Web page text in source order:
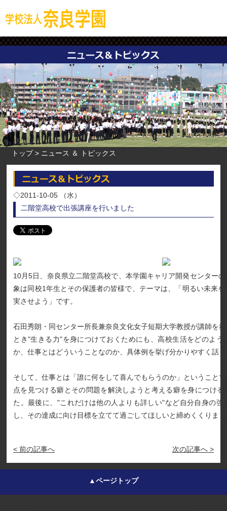
トップ ニュース ＆ トピックス
◇2011-10-05 （水）
二階堂高校で出張講座を行いました
10月5日、奈良県立二階堂高校で、本学園キャリア開発センター
象は同校1年生とその保護者の皆様で、テーマは、「明るい未来
実させよう」です。
石田秀朗・同センター所長兼奈良文化女子短期大学教授が講師を
とき"生きる力"を身につけておくためにも、高校生活をどのよう
か、仕事とはどういうことなのか、具体例を挙げ分かりやすく話
そして、仕事とは「誰に何をして喜んでもらうのか」ということ
点を見つける癖とその問題を解決しようと考える癖を身につけ
た。最後に、"これだけは他の人よりも詳しい"など自分自身の強
し、その達成に向け目標を立てて過ごしてほしいと締めくくりま
< 前の記事へ 次の記事へ >
▲ページトップ